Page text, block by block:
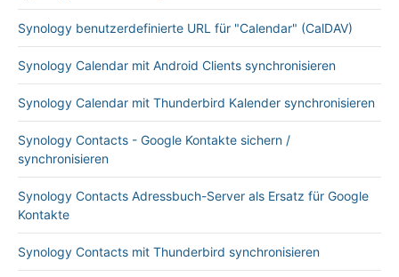
Synology benutzerdefinierte URL für "Calendar" (CalDAV)
Synology Calendar mit Android Clients synchronisieren
Synology Calendar mit Thunderbird Kalender synchronisieren
Synology Contacts - Google Kontakte sichern /
synchronisieren
Synology Contacts Adressbuch-Server als Ersatz für Google
Kontakte
Synology Contacts mit Thunderbird synchronisieren